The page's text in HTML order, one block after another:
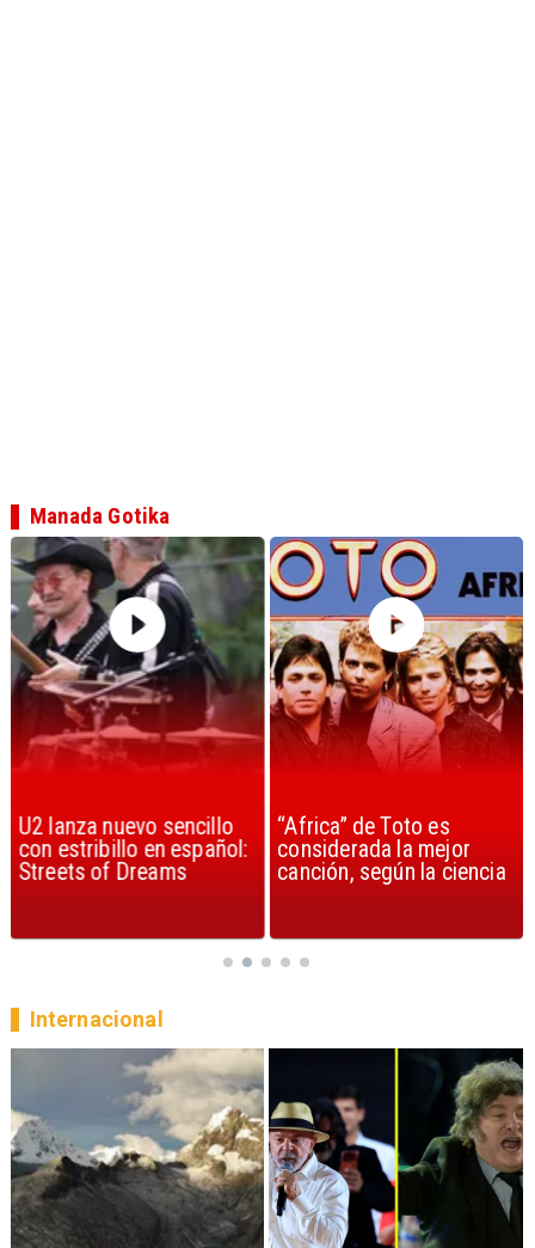
U2 lanza nuevo sencillo
con estribillo en español:
Streets of Dreams
“Africa” de Toto es
considerada la mejor
canción, según la ciencia
Manada Gotika
Internacional